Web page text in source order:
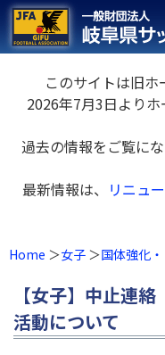
このサイトは旧ホ
2026年7月3日より
過去の情報をご覧に
最新情報は、 リニュ
Home 女子 国体強化
【女子】中止連
活動について